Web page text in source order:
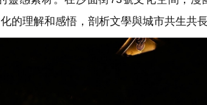
的理解和感悟，剖析文學與城市共生共長